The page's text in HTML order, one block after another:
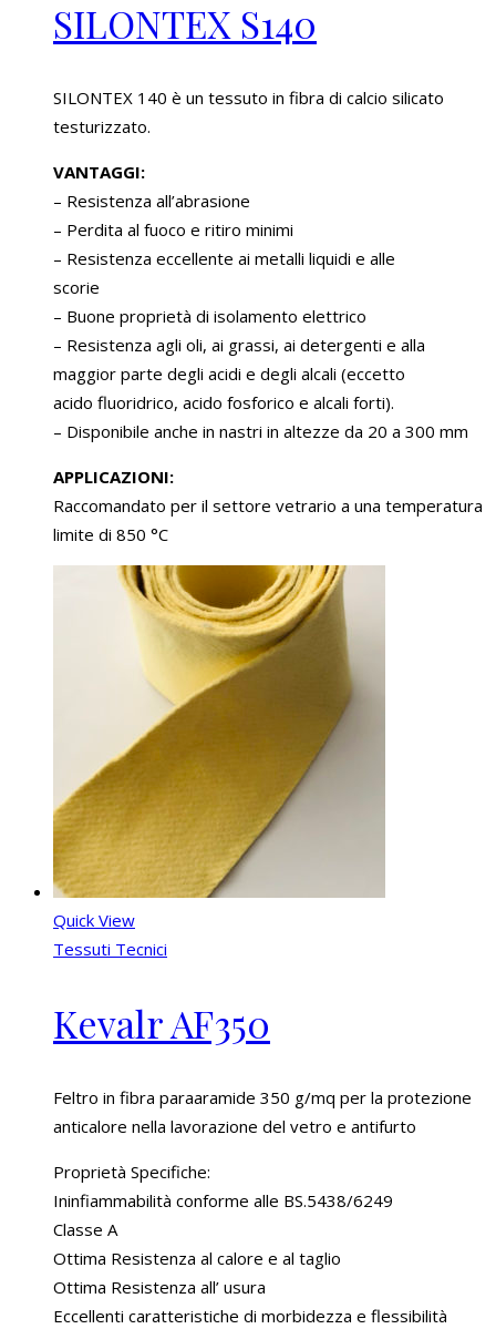
SILONTEX S140
SILONTEX 140 è un tessuto in fibra di calcio silicato
testurizzato.
VANTAGGI:
– Resistenza all’abrasione
– Perdita al fuoco e ritiro minimi
– Resistenza eccellente ai metalli liquidi e alle
scorie
– Buone proprietà di isolamento elettrico
– Resistenza agli oli, ai grassi, ai detergenti e alla
maggior parte degli acidi e degli alcali (eccetto
acido fluoridrico, acido fosforico e alcali forti).
– Disponibile anche in nastri in altezze da 20 a 300 mm
APPLICAZIONI:
Raccomandato per il settore vetrario a una temperatura
limite di 850 °C
Quick View
Tessuti Tecnici
Kevalr AF350
Feltro in fibra paraaramide 350 g/mq per la protezione
anticalore nella lavorazione del vetro e antifurto
Proprietà Specifiche:
Ininfiammabilità conforme alle BS.5438/6249
Classe A
Ottima Resistenza al calore e al taglio
Ottima Resistenza all’ usura
Eccellenti caratteristiche di morbidezza e flessibilità